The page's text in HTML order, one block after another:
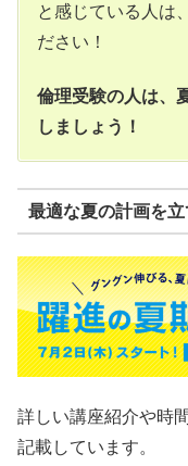
と感じている人は
ださい！
倫理受験の人は、
しましょう！
最適な夏の計画を
詳しい講座紹介や時
記載しています。